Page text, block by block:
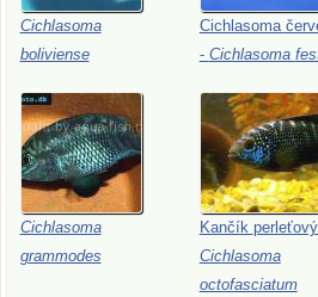
Cichlasoma
boliviense
Cichlasoma
- Cichlasoma
Cichlasoma
grammodes
Kančík perleťový
Cichlasoma
octofasciatum